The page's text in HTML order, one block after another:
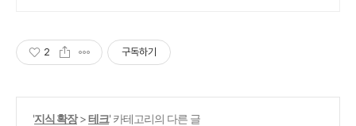
2 구독하기
'지식 확장>테크' 카테고리의 다른 글